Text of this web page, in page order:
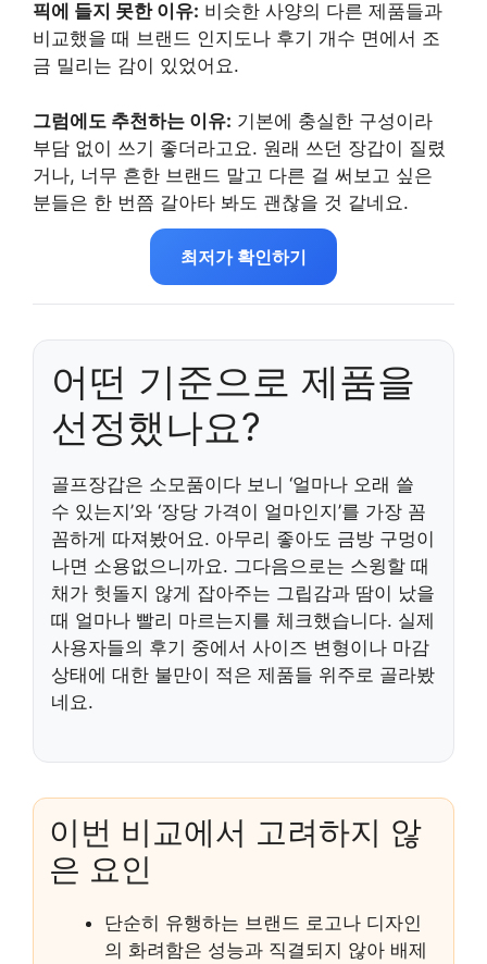
픽에 들지 못한 이유: 비슷한 사양의 다른 제품들과
비교했을 때 브랜드 인지도나 후기 개수 면에서 조
금 밀리는 감이 있었어요.
그럼에도 추천하는 이유: 기본에 충실한 구성이라
부담 없이 쓰기 좋더라고요. 원래 쓰던 장갑이 질렸
거나, 너무 흔한 브랜드 말고 다른 걸 써보고 싶은
분들은 한 번쯤 갈아타 봐도 괜찮을 것 같네요.
최저가 확인하기
어떤 기준으로 제품을
선정했나요?
골프장갑은 소모품이다 보니 ‘얼마나 오래 쓸
수 있는지’와 ‘장당 가격이 얼마인지’를 가장 꼼
꼼하게 따져봤어요. 아무리 좋아도 금방 구멍이
나면 소용없으니까요. 그다음으로는 스윙할 때
채가 헛돌지 않게 잡아주는 그립감과 땀이 났을
때 얼마나 빨리 마르는지를 체크했습니다. 실제
사용자들의 후기 중에서 사이즈 변형이나 마감
상태에 대한 불만이 적은 제품들 위주로 골라봤
네요.
이번 비교에서 고려하지 않
은 요인
단순히 유행하는 브랜드 로고나 디자인
의 화려함은 성능과 직결되지 않아 배제